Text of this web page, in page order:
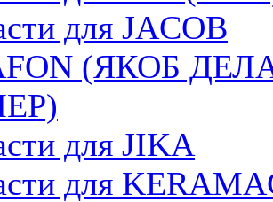
для JACOB
(ЯКОБ
для JIKA
для